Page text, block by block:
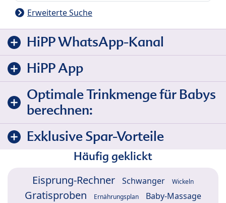
Erweiterte Suche
HiPP WhatsApp-Kanal
HiPP App
Optimale Trinkmenge für Babys
berechnen:
Exklusive Spar-Vorteile
Häufig geklickt
Eisprung-Rechner Schwanger Wickeln
Gratisproben Ernährungsplan Baby-Massage